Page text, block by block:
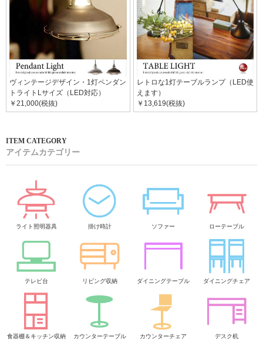
ヴィンテージデザイン・1灯ペンダン
トライトLサイズ（LED対応）
￥21,000(税抜)
レトロな1灯テーブルランプ（LED使
えます）
￥13,619(税抜)
アイテムカテゴリー
ライト照明器具 掛け時計 ソファー ローテーブル
テレビ台 リビング収納 ダイニングテーブル ダイニングチェア
食器棚＆キッチン収納 カウンターテーブル カウンターチェア デスク机